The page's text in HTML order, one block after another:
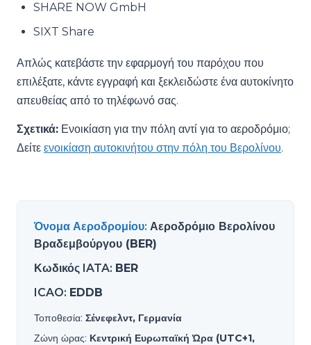
SHARE NOW GmbH
SIXT Share
Απλώς κατεβάστε την εφαρμογή του παρόχου που
επιλέξατε, κάντε εγγραφή και ξεκλειδώστε ένα αυτοκίνητο
απευθείας από το τηλέφωνό σας.
Σχετικά: Ενοικίαση για την πόλη αντί για το αεροδρόμιο;
Δείτε ενοικίαση αυτοκινήτου στην πόλη του Βερολίνου.
Όνομα Αεροδρομίου: Αεροδρόμιο Βερολίνου
Βραδεμβούργου (BER)
Κωδικός IATA: BER
ICAO: EDDB
Τοποθεσία: Σένεφελντ, Γερμανία
Ζώνη ώρας: Κεντρική Ευρωπαϊκή Ώρα (UTC+1,